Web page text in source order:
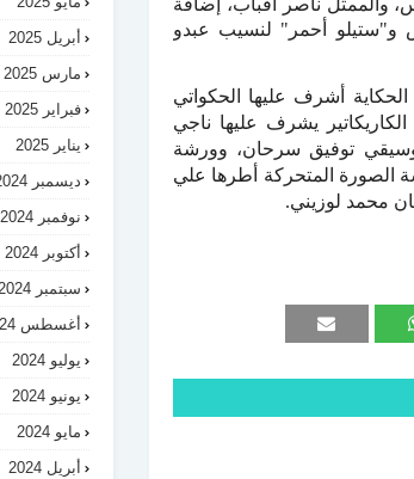
والممثل ناصر أقباب، إضافة
و"ستيلو أحمر" لنسيب عبدو
أشرف عليها الحكواتي
يشرف عليها ناجي
توفيق سرحان، وورشة
الصورة المتحركة أطرها علي
محمد لوزيني.
أبريل 2025
مارس 2025
فبراير 2025
يناير 2025
ديسمبر 2024
نوفمبر 2024
أكتوبر 2024
سبتمبر 2024
أغسطس 2024
يوليو 2024
يونيو 2024
مايو 2024
أبريل 2024